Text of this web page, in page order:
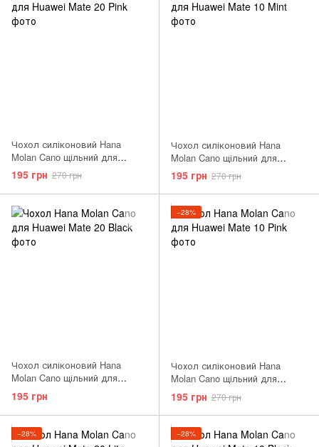
Чохол силіконовий Hana
Molan Cano щільний для
Huawei Matte 20 рожевий Pink
195 грн 270 грн
Чохол силіконовий Hana
Molan Cano щільний для
Huawei Matte 10 м'ятний Mint
195 грн 270 грн
Чохол силіконовий Hana
Molan Cano щільний для
Huawei Matte 20 чорний Black
195 грн
−28%
Чохол силіконовий Hana
Molan Cano щільний для
Huawei Matte 10 рожевий Pink
195 грн 270 грн
−28% −28%